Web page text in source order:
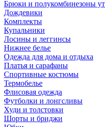
Брюки и полукомбинезоны
Дождевики
Комплекты
Купальники
Лосины и леггинсы
Нижнее белье
Одежда для дома и отдыха
Платья и сарафаны
Спортивные костюмы
Термобелье
Флисовая одежда
Футболки и лонгсливы
Худи и толстовки
Шорты и бриджи